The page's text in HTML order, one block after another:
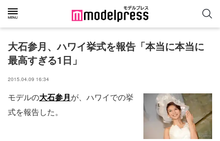
大石参月、ハワイ挙式を報告「本当に本当に
最高すぎる1日」
2015.04.09 16:34
モデルの大石参月が、ハワイでの挙
式を報告した。